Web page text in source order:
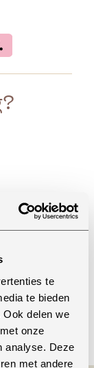
te
te bieden
delen we
onze
analyse. Deze
met andere